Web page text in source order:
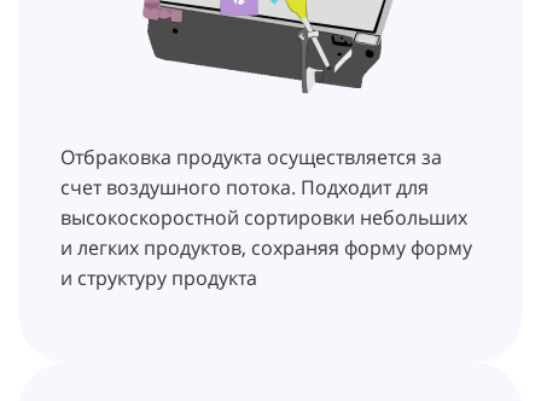
Отбраковка продукта осуществляется за
счет воздушного потока. Подходит для
высокоскоростной сортировки небольших
и легких продуктов, сохраняя форму форму
и структуру продукта